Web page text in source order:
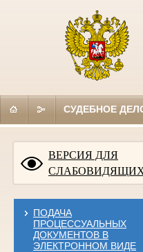
СУДЕБНОЕ
ВЕРСИЯ ДЛЯ
ПОДАЧА
ПРОЦЕССУАЛЬНЫХ
ДОКУМЕНТОВ В
ЭЛЕКТРОННОМ ВИДЕ